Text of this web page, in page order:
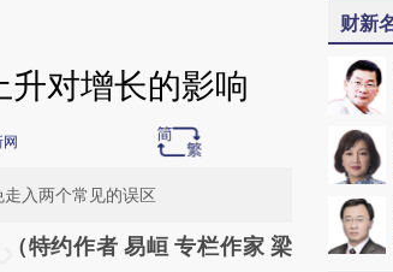
对增长的影响
网
入两个常见的误区
头增加这段话：本文由第三方
（特约作者 易峘 专栏作家 梁
财新